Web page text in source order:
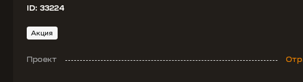
ID: 33224
Акция
Проект